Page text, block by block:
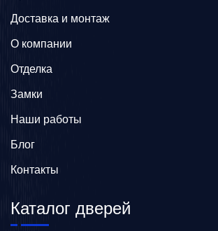
Доставка и монтаж
О компании
Отделка
Замки
Наши работы
Блог
Контакты
Каталог дверей